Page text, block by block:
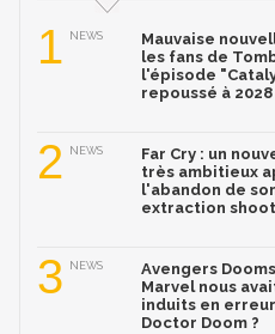
1 NEWS
Mauvaise
les fans de
l'épisode
repoussé à 2028
2 NEWS
Far Cry : un
très ambitieux
l'abandon de
extraction
3 NEWS
Avengers
Marvel nous
induits en
Doctor Doom ?